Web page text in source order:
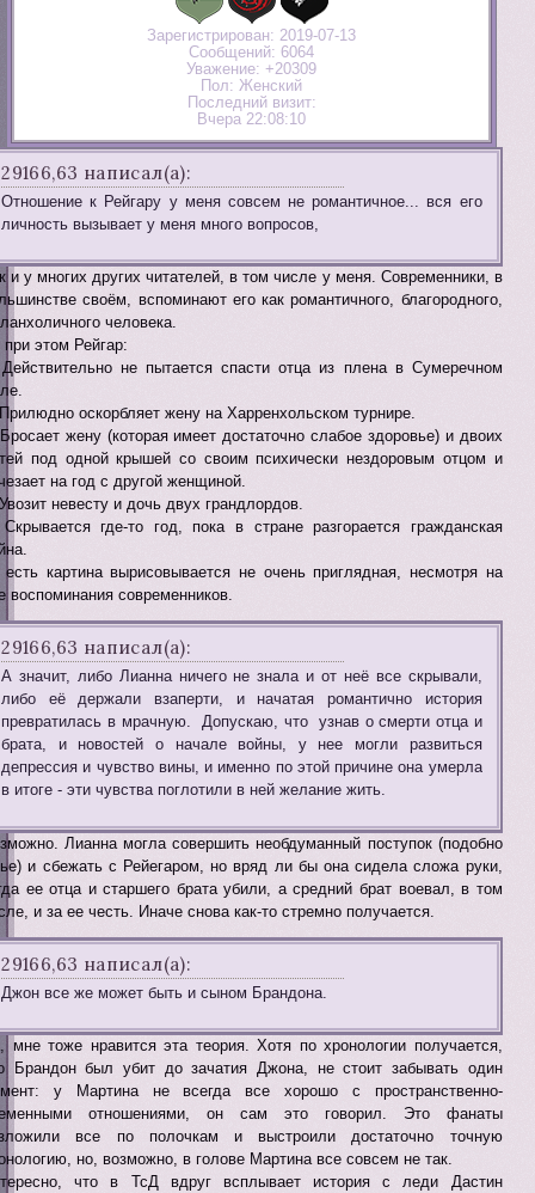
Зарегистрирован: 2019-07-13
Сообщений: 6064
Уважение: +20309
Пол: Женский
Последний визит:
Вчера 22:08:10
29166,63 написал(а):
Отношение к Рейгару у меня совсем не романтичное... вся его
личность вызывает у меня много вопросов,
и у многих других читателей, в том числе у меня. Современники, в
своём, вспоминают его как романтичного, благородного,
человека.
этом Рейгар:
не пытается спасти отца из плена в Сумеречном
оскорбляет жену на Харренхольском турнире.
жену (которая имеет достаточно слабое здоровье) и двоих
под одной крышей со своим психически нездоровым отцом и
на год с другой женщиной.
невесту и дочь двух грандлордов.
где-то год, пока в стране разгорается гражданская
есть картина вырисовывается не очень приглядная, несмотря на
воспоминания современников.
29166,63 написал(а):
А значит, либо Лианна ничего не знала и от неё все скрывали,
либо её держали взаперти, и начатая романтично история
превратилась в мрачную. Допускаю, что узнав о смерти отца и
брата, и новостей о начале войны, у нее могли развиться
депрессия и чувство вины, и именно по этой причине она умерла
в итоге - эти чувства поглотили в ней желание жить.
Лианна могла совершить необдуманный поступок (подобно
и сбежать с Рейегаром, но вряд ли бы она сидела сложа руки,
ее отца и старшего брата убили, а средний брат воевал, в том
и за ее честь. Иначе снова как-то стремно получается.
29166,63 написал(а):
Джон все же может быть и сыном Брандона.
мне тоже нравится эта теория. Хотя по хронологии получается,
Брандон был убит до зачатия Джона, не стоит забывать один
у Мартина не всегда все хорошо с пространственно-
отношениями, он сам это говорил. Это фанаты
все по полочкам и выстроили достаточно точную
но, возможно, в голове Мартина все совсем не так.
что в ТсД вдруг всплывает история с леди Дастин